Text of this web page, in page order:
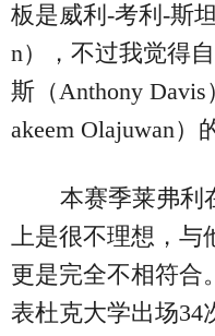
板是威利-考利-斯
n），不过我觉得
斯（Anthony
akeem Olajuwan）
本赛季莱弗利
上是很不理想，与
更是完全不相符合
表杜克大学出场34